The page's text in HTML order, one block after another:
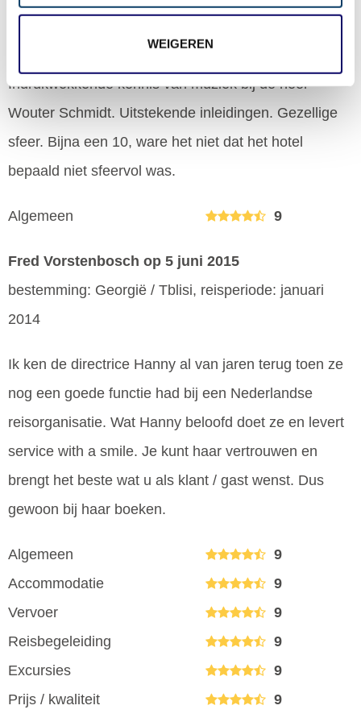
WEIGEREN
bestemming: Finland / Lahti, reisperiode: september
Indrukwekkende kennis van muziek bij de heer
Wouter Schmidt. Uitstekende inleidingen. Gezellige
sfeer. Bijna een 10, ware het niet dat het hotel
bepaald niet sfeervol was.
Algemeen 9
Fred Vorstenbosch op 5 juni 2015
bestemming: Georgië / Tblisi, reisperiode: januari
2014
Ik ken de directrice Hanny al van jaren terug toen ze
nog een goede functie had bij een Nederlandse
reisorganisatie. Wat Hanny beloofd doet ze en levert
service with a smile. Je kunt haar vertrouwen en
brengt het beste wat u als klant / gast wenst. Dus
gewoon bij haar boeken.
Algemeen
9
Accommodatie
9
Vervoer
9
Reisbegeleiding
9
Excursies
9
Prijs / kwaliteit
9